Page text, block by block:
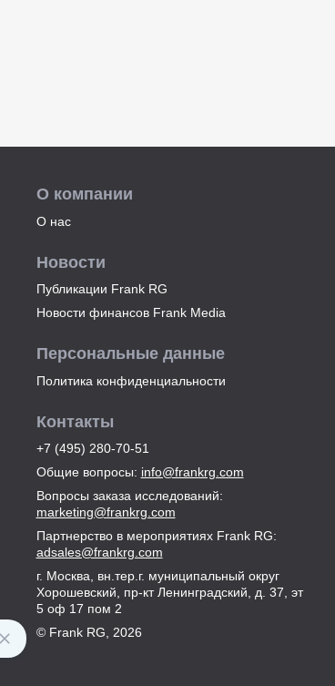
О компании
О нас
Новости
Публикации Frank RG
Новости финансов Frank Media
Персональные данные
Политика конфиденциальности
Контакты
+7 (495) 280-70-51
Общие вопросы: info@frankrg.com
Вопросы заказа исследований:
marketing@frankrg.com
Партнерство в мероприятиях Frank RG:
adsales@frankrg.com
г. Москва, вн.тер.г. муниципальный округ
Хорошевский, пр-кт Ленинградский, д. 37, эт
5 оф 17 пом 2
© Frank RG, 2026